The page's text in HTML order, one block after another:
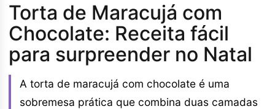
Torta de Maracujá com
Chocolate: Receita fácil
para surpreender no Natal
A torta de maracujá com chocolate é uma
sobremesa prática que combina duas camadas